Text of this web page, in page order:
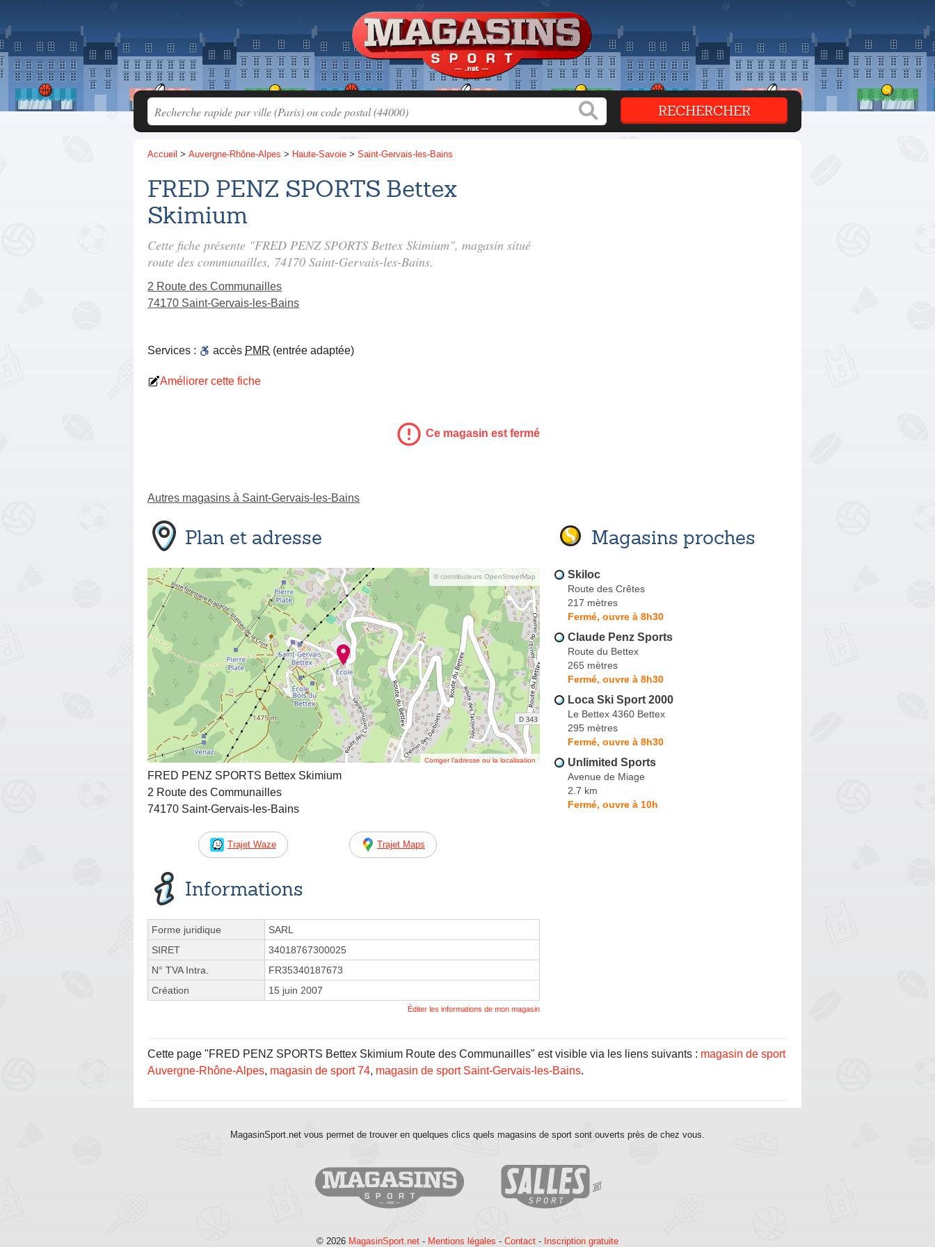
Accueil > Auvergne-Rhône-Alpes > Haute-Savoie > Saint-Gervais-les-Bains
FRED PENZ SPORTS Bettex
Skimium
Cette fiche présente "FRED PENZ SPORTS Bettex Skimium", magasin situé
route des communailles, 74170 Saint-Gervais-les-Bains.
2 Route des Communailles
74170 Saint-Gervais-les-Bains
Services : accès PMR (entrée adaptée)
Améliorer cette fiche
Ce magasin est fermé
Autres magasins à Saint-Gervais-les-Bains
Plan et adresse
© contributeurs OpenStreetMap
Corriger l’adresse ou la localisation
FRED PENZ SPORTS Bettex Skimium
2 Route des Communailles
74170 Saint-Gervais-les-Bains
Trajet Waze Trajet Maps
Informations
Forme juridique
SARL
SIRET
34018767300025
N° TVA Intra.
FR35340187673
Création
15 juin 2007
Éditer les informations de mon magasin
Magasins proches
Skiloc
Route des Crêtes
217 mètres
Fermé, ouvre à 8h30
Claude Penz Sports
Route du Bettex
265 mètres
Fermé, ouvre à 8h30
Loca Ski Sport 2000
Le Bettex 4360 Bettex
295 mètres
Fermé, ouvre à 8h30
Unlimited Sports
Avenue de Miage
2.7 km
Fermé, ouvre à 10h
Cette page "FRED PENZ SPORTS Bettex Skimium Route des Communailles" est visible via les liens suivants : magasin de sport
Auvergne-Rhône-Alpes, magasin de sport 74, magasin de sport Saint-Gervais-les-Bains.
MagasinSport.net vous permet de trouver en quelques clics quels magasins de sport sont ouverts près de chez vous.
© 2026 MagasinSport.net - Mentions légales - Contact - Inscription gratuite